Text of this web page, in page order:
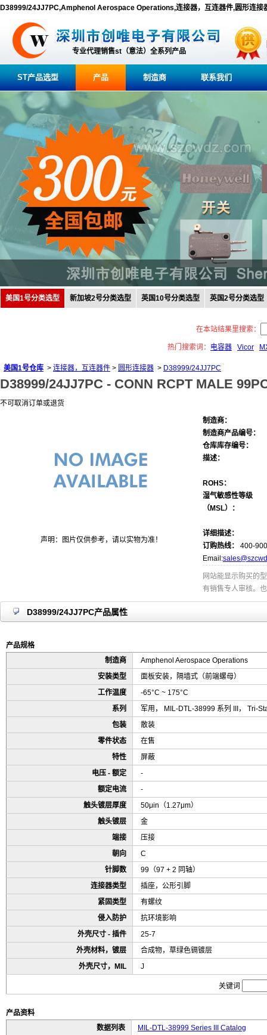
D38999/24JJ7PC,Amphenol Aerospace Operations,连接器，互连器件,圆形连接
专业代理销售st（意法）全系列产品
ST产品选型 产品 制造商 联系我们
美国1号分类选型 新加坡2号分类选型 英国10号分类选型 英国2号分类选型
在本站结果里搜索：
热门搜索词： 电容器 Vicor
美国1号仓库 > 连接器，互连器件 > 圆形连接器 > D38999/24JJ7PC
D38999/24JJ7PC - CONN RCPT MALE
不可取消订单或退货
声明：图片仅供参考，请以实物为准！
制造商：
制造商产品编号：
仓库库存编号：
描述：
ROHS：
湿气敏感性等级
（MSL）：
详细描述：
订购热线：
400-
Email:
网站能显示购买的
有销售专人审核。
D38999/24JJ7PC产品属性
产品规格
制造商
Amphenol Aerospace Operations
安装类型
面板安装，隔墙式（前端螺母）
工作温度
-65°C ~ 175°C
系列
军用， MIL-DTL-38999 系列 III， Tri-
包装
散装
零件状态
在售
特性
屏蔽
电压 - 额定
-
额定电流
-
触头镀层厚度
50μin（1.27μm）
触头镀层
金
端接
压接
朝向
C
针脚数
99（97 + 2 同轴）
连接器类型
插座，公形引脚
紧固类型
有螺纹
侵入防护
抗环境影响
外壳尺寸 - 插件
25-7
外壳材料，镀层
合成物，草绿色镉镀层
外壳尺寸，MIL
J
关键词
产品资料
数据列表
MIL-DTL-38999 Series III Catalog